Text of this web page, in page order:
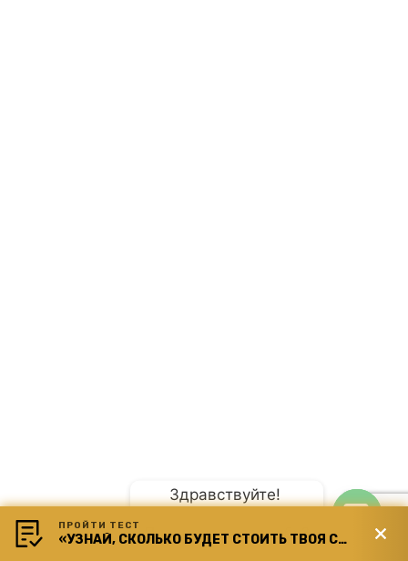
Здравствуйте!
Планируете свадьбу?
ПРОЙТИ ТЕСТ
«УЗНАЙ, СКОЛЬКО БУДЕТ СТОИТЬ ТВОЯ СВАДЬБА»